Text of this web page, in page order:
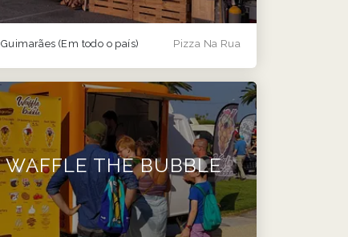
Pizza Na Rua
Guimarães (Em todo o país)
WAFFLE THE BUBBLE